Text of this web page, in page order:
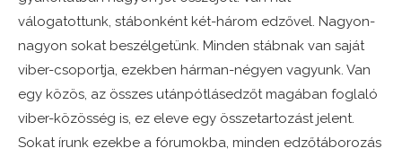
válogatottunk, stábonként két-három edzővel. Nagyon-
nagyon sokat beszélgetünk. Minden stábnak van saját
viber-csoportja, ezekben hárman-négyen vagyunk. Van
egy közös, az összes utánpótlásedzőt magában foglaló
viber-közösség is, ez eleve egy összetartozást jelent.
Sokat írunk ezekbe a fórumokba, minden edzőtáborozás